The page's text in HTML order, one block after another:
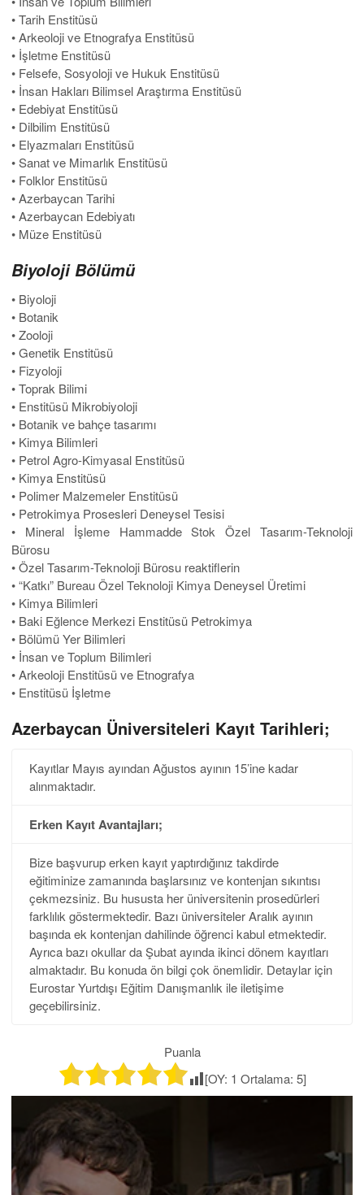
• Tarih Enstitüsü
• Arkeoloji ve Etnografya Enstitüsü
• İşletme Enstitüsü
• Felsefe, Sosyoloji ve Hukuk Enstitüsü
• İnsan Hakları Bilimsel Araştırma Enstitüsü
• Edebiyat Enstitüsü
• Dilbilim Enstitüsü
• Elyazmaları Enstitüsü
• Sanat ve Mimarlık Enstitüsü
• Folklor Enstitüsü
• Azerbaycan Tarihi
• Azerbaycan Edebiyatı
• Müze Enstitüsü
Biyoloji Bölümü
• Biyoloji
• Botanik
• Zooloji
• Genetik Enstitüsü
• Fizyoloji
• Toprak Bilimi
• Enstitüsü Mikrobiyoloji
• Botanik ve bahçe tasarımı
• Kimya Bilimleri
• Petrol Agro-Kimyasal Enstitüsü
• Kimya Enstitüsü
• Polimer Malzemeler Enstitüsü
• Petrokimya Prosesleri Deneysel Tesisi
• Mineral İşleme Hammadde Stok Özel Tasarım-Teknoloji
Bürosu
• Özel Tasarım-Teknoloji Bürosu reaktiflerin
• “Katkı” Bureau Özel Teknoloji Kimya Deneysel Üretimi
• Kimya Bilimleri
• Baki Eğlence Merkezi Enstitüsü Petrokimya
• Bölümü Yer Bilimleri
• İnsan ve Toplum Bilimleri
• Arkeoloji Enstitüsü ve Etnografya
• Enstitüsü İşletme
Azerbaycan Üniversiteleri Kayıt Tarihleri;
Kayıtlar Mayıs ayından Ağustos ayının 15’ine kadar
alınmaktadır.
Erken Kayıt Avantajları;
Bize başvurup erken kayıt yaptırdığınız takdirde
eğitiminize zamanında başlarsınız ve kontenjan sıkıntısı
çekmezsiniz. Bu hususta her üniversitenin prosedürleri
farklılık göstermektedir. Bazı üniversiteler Aralık ayının
başında ek kontenjan dahilinde öğrenci kabul etmektedir.
Ayrıca bazı okullar da Şubat ayında ikinci dönem kayıtları
almaktadır. Bu konuda ön bilgi çok önemlidir. Detaylar için
Eurostar Yurtdışı Eğitim Danışmanlık ile iletişime
geçebilirsiniz.
Puanla
[OY: 1 Ortalama: 5]